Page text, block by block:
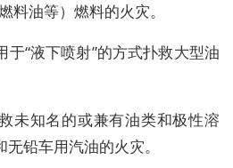
料油等）燃料的火灾。
于“液下喷射”的方式扑救大型油
未知名的或兼有油类和极性溶
铅车用汽油的火灾。